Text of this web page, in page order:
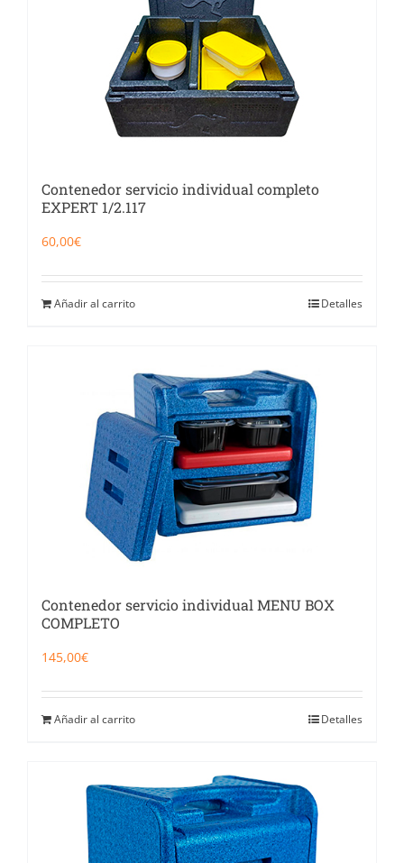
Contenedor servicio individual completo
EXPERT 1/2.117
60,00€
Añadir al carrito Detalles
Contenedor servicio individual MENU BOX
COMPLETO
145,00€
Añadir al carrito Detalles